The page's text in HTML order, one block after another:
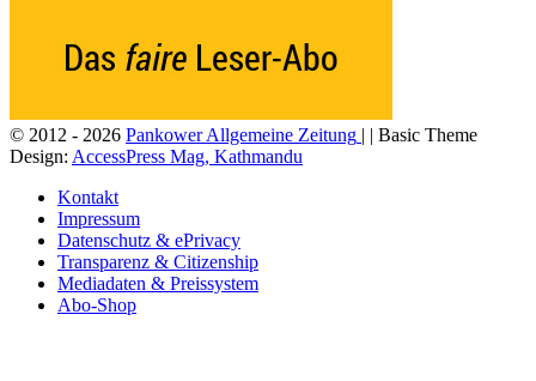
© 2012 - 2026 Pankower Allgemeine Zeitung | | Basic Theme
Design: AccessPress Mag, Kathmandu
Kontakt
Impressum
Datenschutz & ePrivacy
Transparenz & Citizenship
Mediadaten & Preissystem
Abo-Shop